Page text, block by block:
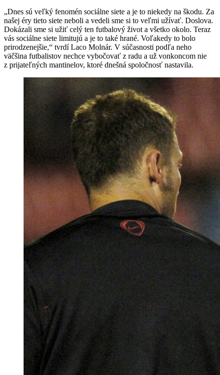
„Dnes sú veľký fenomén sociálne siete a je to niekedy na škodu. Za
našej éry tieto siete neboli a vedeli sme si to veľmi užívať. Doslova.
Dokázali sme si užiť celý ten futbalový život a všetko okolo. Teraz
vás sociálne siete limitujú a je to také hrané. Voľakedy to bolo
prirodzenejšie,“ tvrdí Laco Molnár. V súčasnosti podľa neho
väčšina futbalistov nechce vybočovať z radu a už vonkoncom nie
z prijateľných mantinelov, ktoré dnešná spoločnosť nastavila.